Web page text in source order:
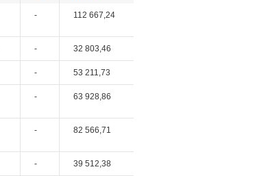
- 112 667,24
- 32 803,46
- 53 211,73
- 63 928,86
- 82 566,71
- 39 512,38